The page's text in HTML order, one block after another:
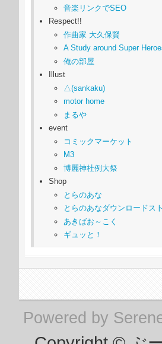
音楽リンクでSEO
Respect!!
作曲家 大久保賢
A Study around Super
俺の部屋
Illust
△(sankaku)
motor home
まるや
event
コミックマーケット
M3
博麗神社例大祭
Shop
とらのあな
とらのあなダウンロードス
あきばお～こく
ギュッと！
Powered by